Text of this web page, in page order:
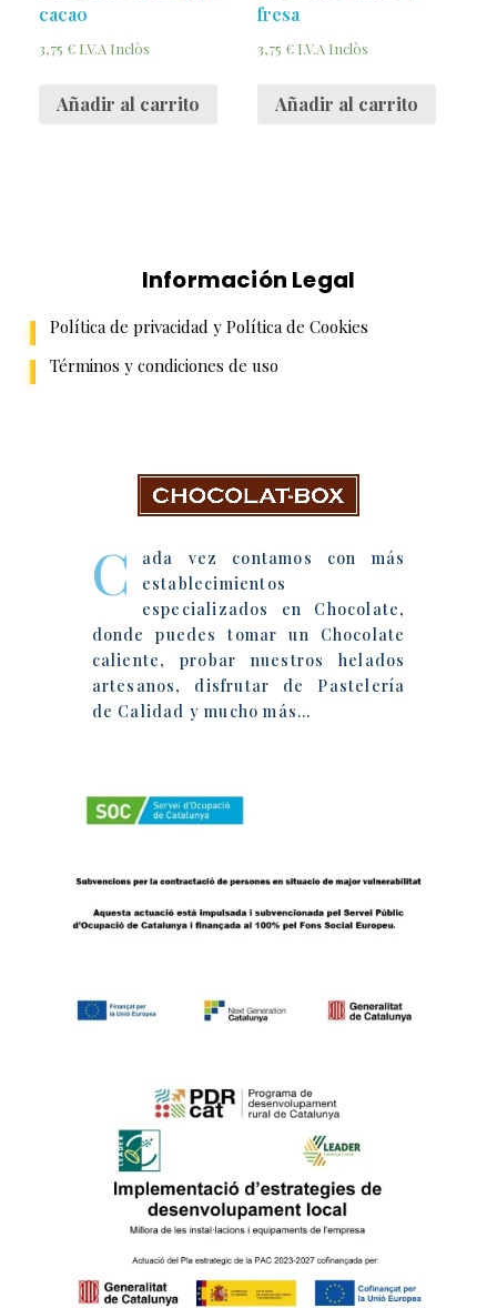
cacao
3,75 € I.V.A Inclòs
Añadir al carrito
fresa
3,75 € I.V.A Inclòs
Añadir al carrito
Información Legal
Política de privacidad y Política de Cookies
Términos y condiciones de uso
C
ada vez contamos con más
establecimientos
especializados en Chocolate,
donde puedes tomar un Chocolate
caliente, probar nuestros helados
artesanos, disfrutar de Pastelería
de Calidad y mucho más…